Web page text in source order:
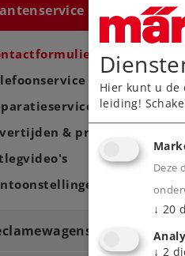
& prijzen
Hier kunt u de
leiding!
Deze
↓ 20
↓ 2